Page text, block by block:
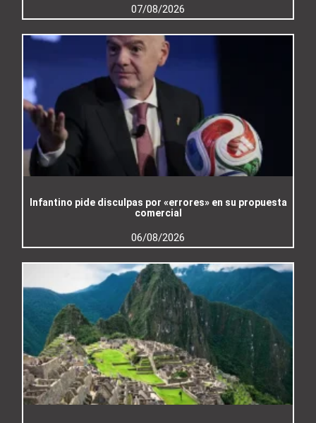
07/08/2026
Infantino pide disculpas por «errores» en su propuesta
comercial
06/08/2026